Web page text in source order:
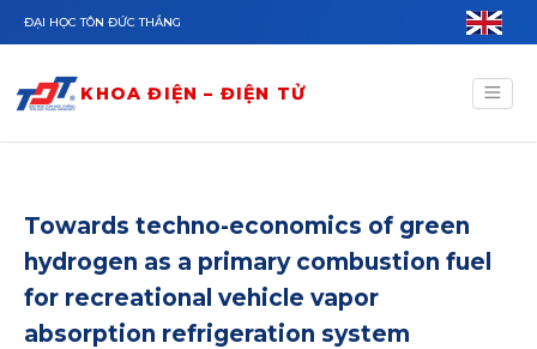
Nhảy đến nội dung
ĐẠI HỌC TÔN ĐỨC THẮNG
KHOA ĐIỆN – ĐIỆN TỬ
Towards techno-economics of green
hydrogen as a primary combustion fuel
for recreational vehicle vapor
absorption refrigeration system